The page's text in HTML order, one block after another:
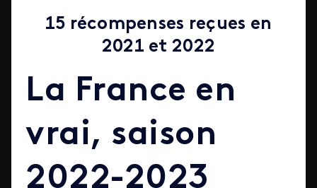
15 récompenses reçues en
2021 et 2022
La France en
vrai, saison
2022-2023